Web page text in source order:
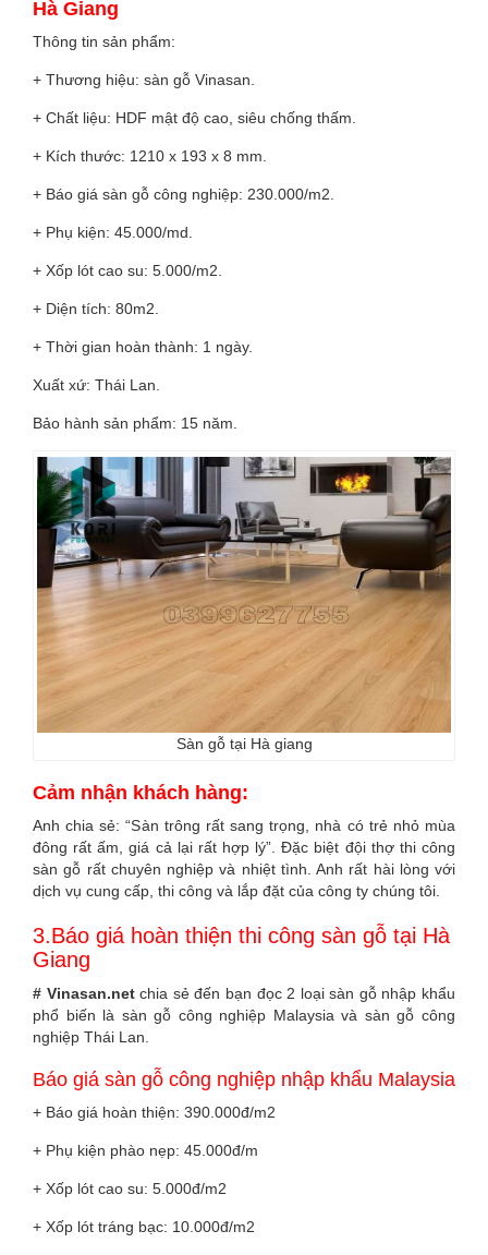
Hà Giang
Thông tin sản phẩm:
+ Thương hiệu: sàn gỗ Vinasan.
+ Chất liệu: HDF mật độ cao, siêu chống thấm.
+ Kích thước: 1210 x 193 x 8 mm.
+ Báo giá sàn gỗ công nghiệp: 230.000/m2.
+ Phụ kiện: 45.000/md.
+ Xốp lót cao su: 5.000/m2.
+ Diện tích: 80m2.
+ Thời gian hoàn thành: 1 ngày.
Xuất xứ: Thái Lan.
Bảo hành sản phẩm: 15 năm.
Sàn gỗ tại Hà giang
Cảm nhận khách hàng:
Anh chia sẻ: “Sàn trông rất sang trọng, nhà có trẻ nhỏ mùa
đông rất ấm, giá cả lại rất hợp lý”. Đặc biệt đội thợ thi công
sàn gỗ rất chuyên nghiệp và nhiệt tình. Anh rất hài lòng với
dịch vụ cung cấp, thi công và lắp đặt của công ty chúng tôi.
3.Báo giá hoàn thiện thi công sàn gỗ tại Hà
Giang
# Vinasan.netchia sẻ đến bạn đọc 2 loại sàn gỗ nhập khẩu
phổ biến là sàn gỗ công nghiệp Malaysia và sàn gỗ công
nghiệp Thái Lan.
Báo giá sàn gỗ công nghiệp nhập khẩu Malaysia
+ Báo giá hoàn thiện: 390.000đ/m2
+ Phụ kiện phào nẹp: 45.000đ/m
+ Xốp lót cao su: 5.000đ/m2
+ Xốp lót tráng bạc: 10.000đ/m2